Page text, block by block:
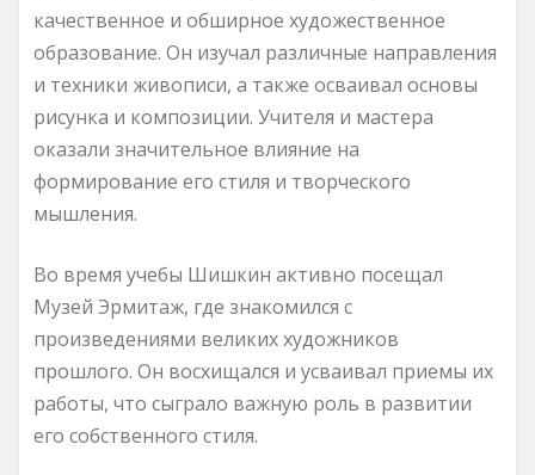
качественное и обширное художественное
образование. Он изучал различные направления
и техники живописи, а также осваивал основы
рисунка и композиции. Учителя и мастера
оказали значительное влияние на
формирование его стиля и творческого
мышления.
Во время учебы Шишкин активно посещал
Музей Эрмитаж, где знакомился с
произведениями великих художников
прошлого. Он восхищался и усваивал приемы их
работы, что сыграло важную роль в развитии
его собственного стиля.